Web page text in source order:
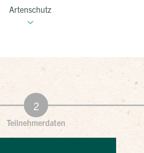
Artenschutz